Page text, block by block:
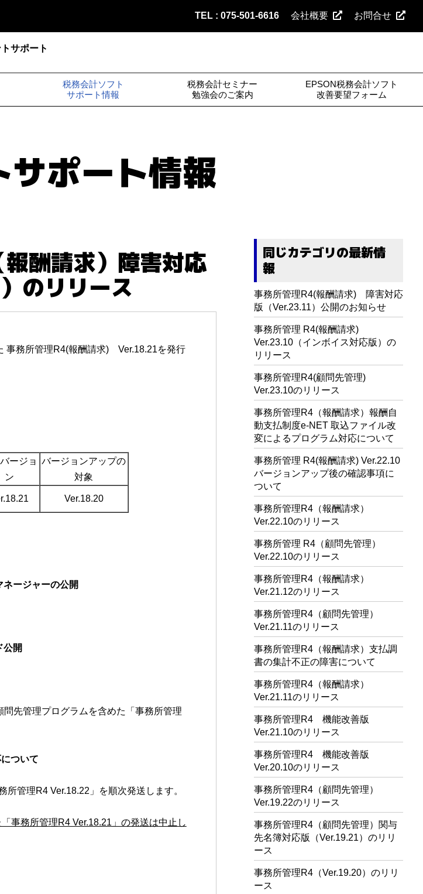
TEL : 075-501-6616 会社概要 お問合せ
サポート
税務会計ソフト
サポート情報
税務会計セミナー
勉強会のご案内
EPSON税務会計ソフト
改善要望フォーム
サポート情報
酬請求）障害対応
のリリース
事務所管理R4(報酬請求) Ver.18.21を発行
ージョ
ン
バージョンアップの
対象
Ver.18.20
ネージャーの公開
公開
先管理プログラムを含めた「事務所管理
ついて
所管理R4 Ver.18.22」を順次発送します。
事務所管理R4 Ver.18.21」の発送は中止し
同じカテゴリの最新情
報
事務所管理R4(報酬請求) 障害対応
版（Ver.23.11）公開のお知らせ
事務所管理 R4(報酬請求)
Ver.23.10（インボイス対応版）の
リリース
事務所管理R4(顧問先管理)
Ver.23.10のリリース
事務所管理R4（報酬請求）報酬自
動支払制度e-NET 取込ファイル改
変によるプログラム対応について
事務所管理 R4(報酬請求) Ver.22.10
バージョンアップ後の確認事項に
ついて
事務所管理R4（報酬請求）
Ver.22.10のリリース
事務所管理 R4（顧問先管理）
Ver.22.10のリリース
事務所管理R4（報酬請求）
Ver.21.12のリリース
事務所管理R4（顧問先管理）
Ver.21.11のリリース
事務所管理R4（報酬請求）支払調
書の集計不正の障害について
事務所管理R4（報酬請求）
Ver.21.11のリリース
事務所管理R4 機能改善版
Ver.21.10のリリース
事務所管理R4 機能改善版
Ver.20.10のリリース
事務所管理R4（顧問先管理）
Ver.19.22のリリース
事務所管理R4（顧問先管理）関与
先名簿対応版（Ver.19.21）のリリ
ース
事務所管理R4（Ver.19.20）のリリ
ース